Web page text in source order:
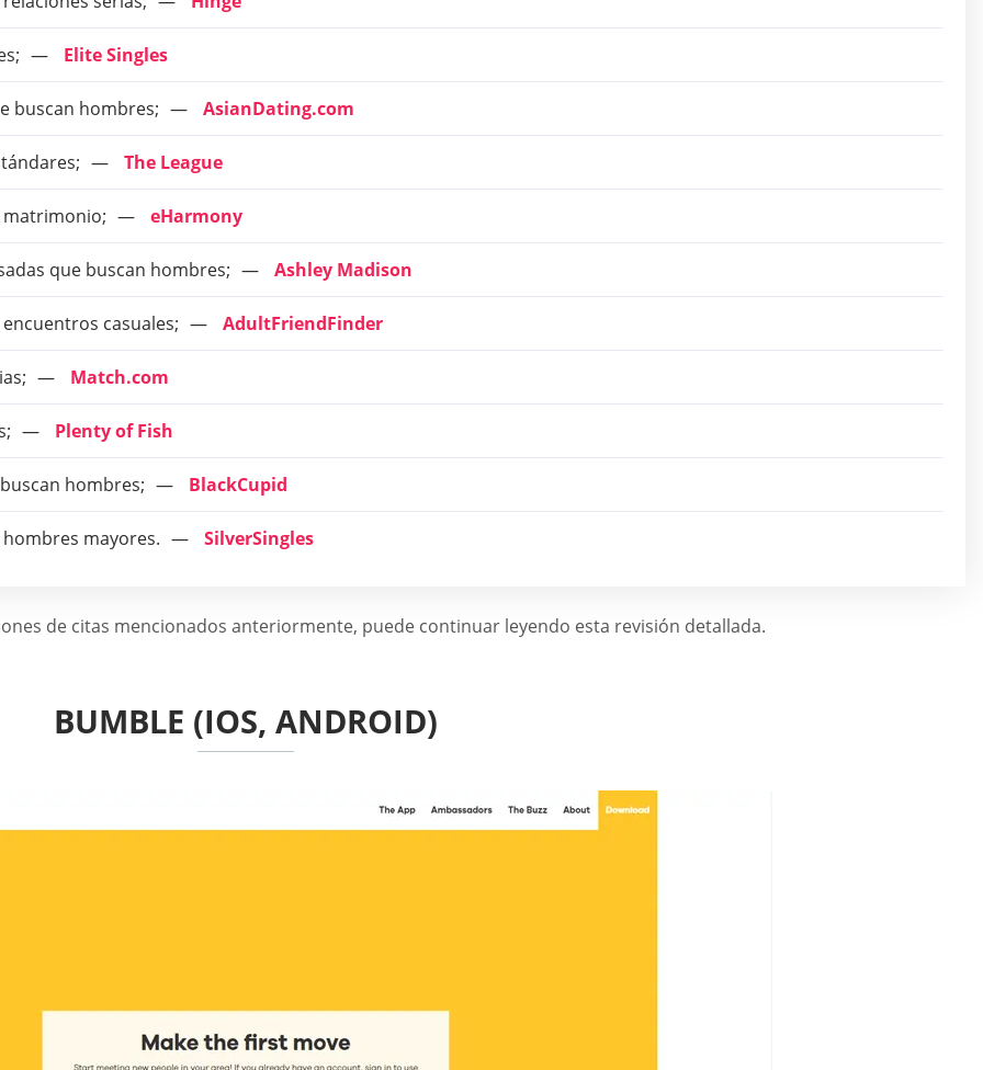
Elite Singles
buscan hombres; AsianDating.com
The League
matrimonio; eHarmony
que buscan hombres; Ashley Madison
casuales; AdultFriendFinder
Match.com
Plenty of Fish
hombres; BlackCupid
mayores. SilverSingles
de citas mencionados anteriormente, puede continuar leyendo esta revisión detallada.
BUMBLE (IOS, ANDROID)